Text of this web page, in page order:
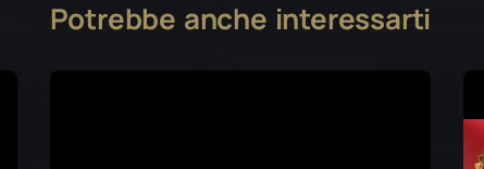
Potrebbe anche interessarti